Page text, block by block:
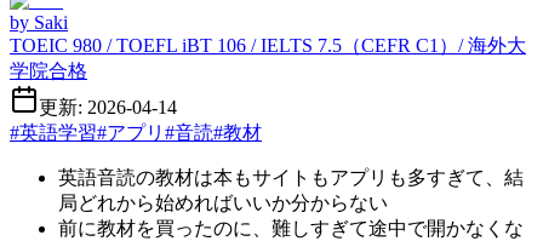
by Saki
TOEIC 980 / TOEFL iBT 106 / IELTS 7.5（CEFR C1）/ 海外大
学院合格
更新: 2026-04-14
#英語学習#アプリ #音読#教材
英語音読の教材は本もサイトもアプリも多すぎて、結
局どれから始めればいいか分からない
前に教材を買ったのに、難しすぎて途中で開かなくな